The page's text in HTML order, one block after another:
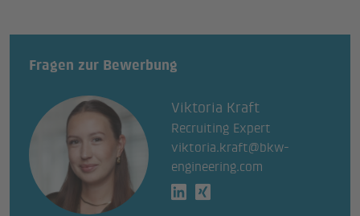
Fragen zur Bewerbung
Viktoria Kraft
Recruiting Expert
viktoria.kraft@bkw-
engineering.com